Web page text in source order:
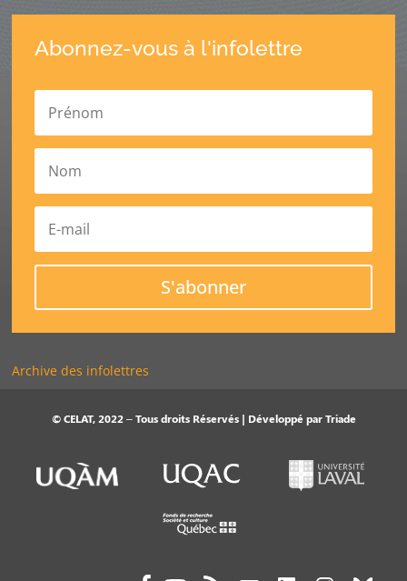
Abonnez-vous à l'infolettre
S'abonner
Archive des infolettres
© CELAT, 2022 – Tous droits Réservés | Développé parTriade